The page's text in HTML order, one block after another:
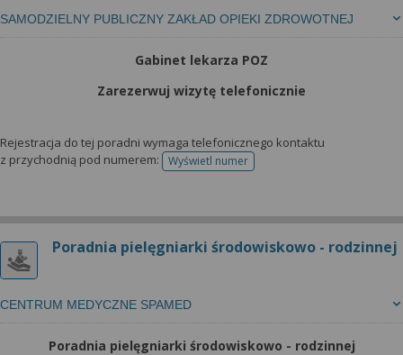
SAMODZIELNY PUBLICZNY ZAKŁAD OPIEKI ZDROWOTNEJ
Gabinet lekarza POZ
Zarezerwuj wizytę telefonicznie
Rejestracja do tej poradni wymaga telefonicznego kontaktu
z przychodnią pod numerem:
Wyświetl numertelefonu do rejestracji
Poradnia pielęgniarki środowiskowo - rodzinnej
CENTRUM MEDYCZNE SPAMED
Poradnia pielęgniarki środowiskowo - rodzinnej